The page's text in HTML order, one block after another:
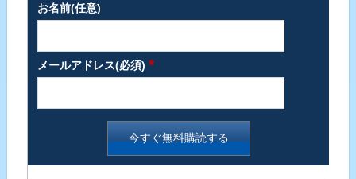
お名前(任意)
メールアドレス(必須) *